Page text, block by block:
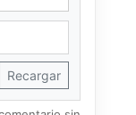
Recargar